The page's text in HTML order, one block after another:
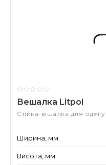
Вешалка Litpol
Стійка-вішалка для одягу
Ширина, мм:
Висота, мм: